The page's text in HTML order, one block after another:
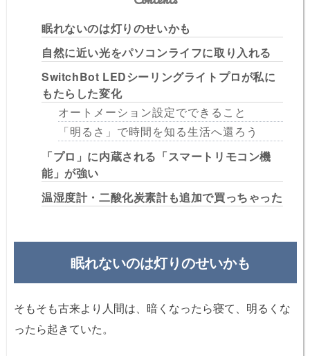
眠れないのは灯りのせいかも
自然に近い光をパソコンライフに取り入れる
SwitchBot LEDシーリングライトプロが私に
もたらした変化
オートメーション設定でできること
「明るさ」で時間を知る生活へ還ろう
「プロ」に内蔵される「スマートリモコン機
能」が強い
温湿度計・二酸化炭素計も追加で買っちゃった
眠れないのは灯りのせいかも
そもそも古来より人間は、暗くなったら寝て、明るくな
ったら起きていた。